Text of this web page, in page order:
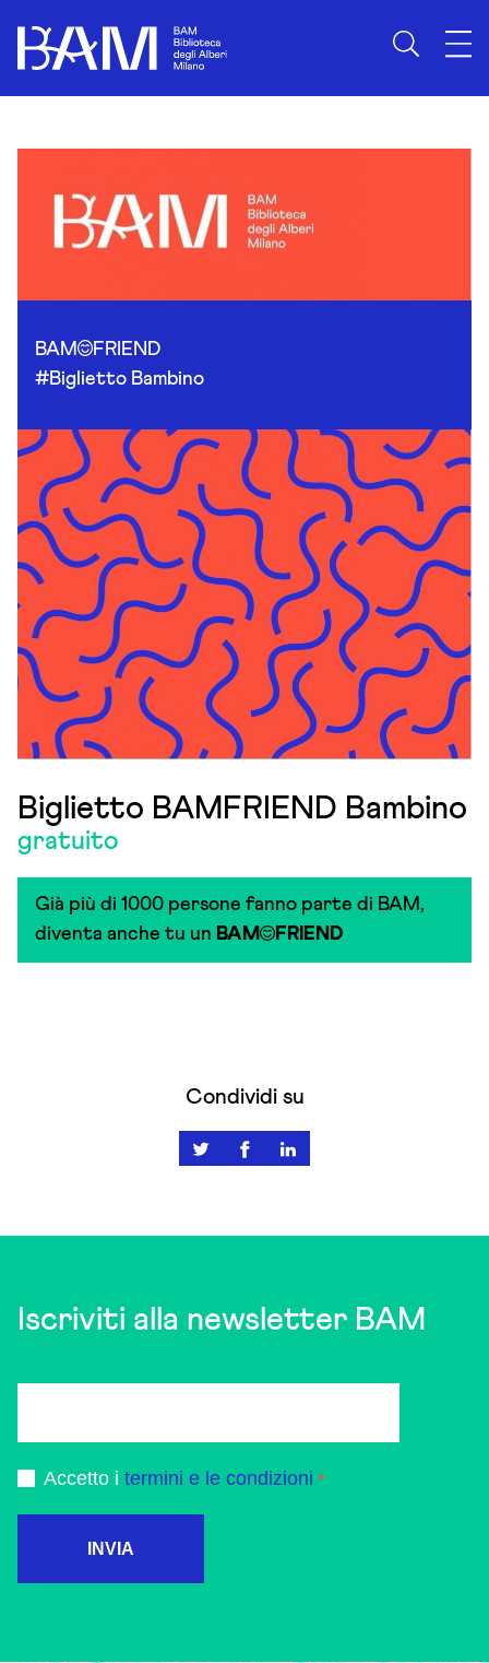
BAM
FRIEND
#Biglietto Bambino
Biglietto BAMFRIEND Bambino
gratuito
Già più di 1000 persone fanno parte di BAM,
diventa anche tu un BAM FRIEND
Condividi su
Iscriviti alla newsletter BAM
Accetto i termini e le condizioni
INVIA